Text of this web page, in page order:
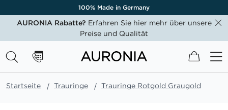
100% Made in Germany
AURONIA Rabatte? Erfahren Sie hier mehr über unsere
Preise und Qualität
Mein
Startseite Trauringe Trauringe Rotgold Graugold